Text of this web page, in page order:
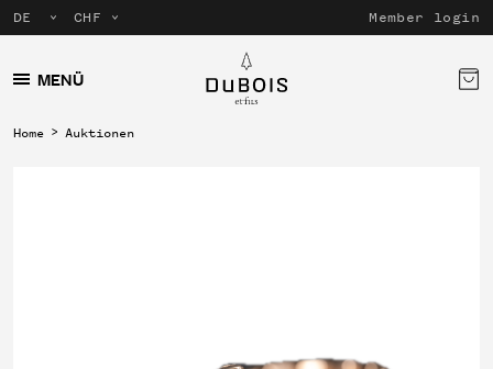
Member login
MENÜ
Home Auktionen